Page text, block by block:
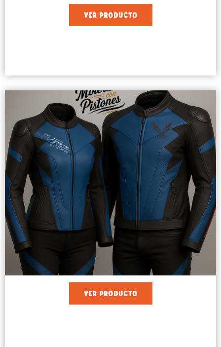
VER PRODUCTO
VER PRODUCTO